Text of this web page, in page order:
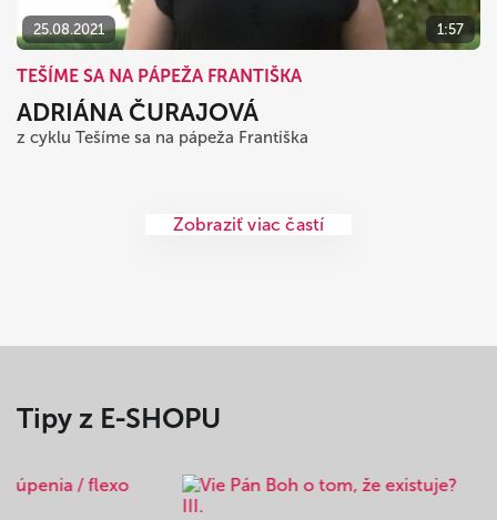
25.08.2021 1:57
TEŠÍME SA NA PÁPEŽA FRANTIŠKA
ADRIÁNA ČURAJOVÁ
z cyklu Tešíme sa na pápeža Františka
Zobraziť viac častí
Tipy z E-SHOPU